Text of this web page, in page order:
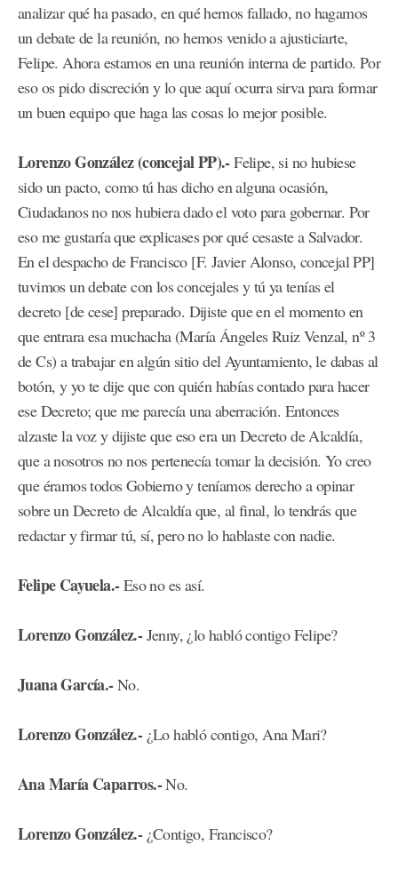
analizar qué ha pasado, en qué hemos fallado, no hagamos
un debate de la reunión, no hemos venido a ajusticiarte,
Felipe. Ahora estamos en una reunión interna de partido. Por
eso os pido discreción y lo que aquí ocurra sirva para formar
un buen equipo que haga las cosas lo mejor posible.
Lorenzo González (concejal PP).-Felipe, si no hubiese
sido un pacto, como tú has dicho en alguna ocasión,
Ciudadanos no nos hubiera dado el voto para gobernar. Por
eso me gustaría que explicases por qué cesaste a Salvador.
En el despacho de Francisco [F. Javier Alonso, concejal PP]
tuvimos un debate con los concejales y tú ya tenías el
decreto [de cese] preparado. Dijiste que en el momento en
que entrara esa muchacha (María Ángeles Ruiz Venzal, nº 3
de Cs) a trabajar en algún sitio del Ayuntamiento, le dabas al
botón, y yo te dije que con quién habías contado para hacer
ese Decreto; que me parecía una aberración. Entonces
alzaste la voz y dijiste que eso era un Decreto de Alcaldía,
que a nosotros no nos pertenecía tomar la decisión. Yo creo
que éramos todos Gobierno y teníamos derecho a opinar
sobre un Decreto de Alcaldía que, al final, lo tendrás que
redactar y firmar tú, sí, pero no lo hablaste con nadie.
Felipe Cayuela.-Eso no es así.
Lorenzo González.-Jenny, ¿lo habló contigo Felipe?
Juana García.-No.
Lorenzo González.- ¿Lo habló contigo, Ana Mari?
Ana María Caparros.-No.
Lorenzo González.-¿Contigo, Francisco?